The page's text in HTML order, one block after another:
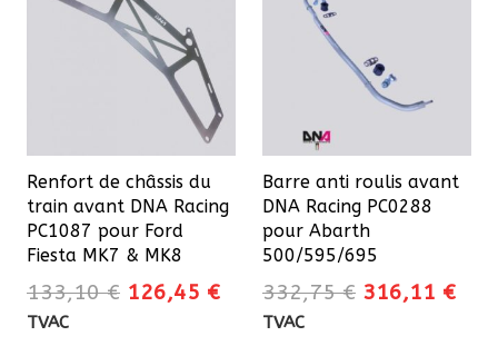
Renfort de châssis du
train avant DNA Racing
PC1087 pour Ford
Fiesta MK7 & MK8
133,10€ Le
126,45 €Le
TVAC
Barre anti roulis avant
DNA Racing PC0288
pour Abarth
500/595/695
332,75€ Le
316,11 €Le
TVAC